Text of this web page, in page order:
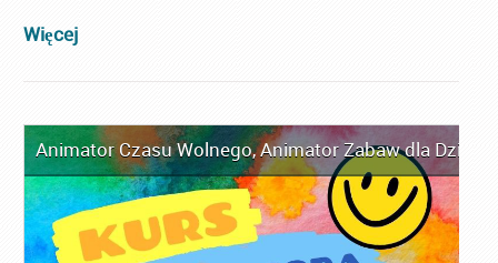
Więcej
Animator Czasu Wolnego,Animator Zabaw dla Dzieci